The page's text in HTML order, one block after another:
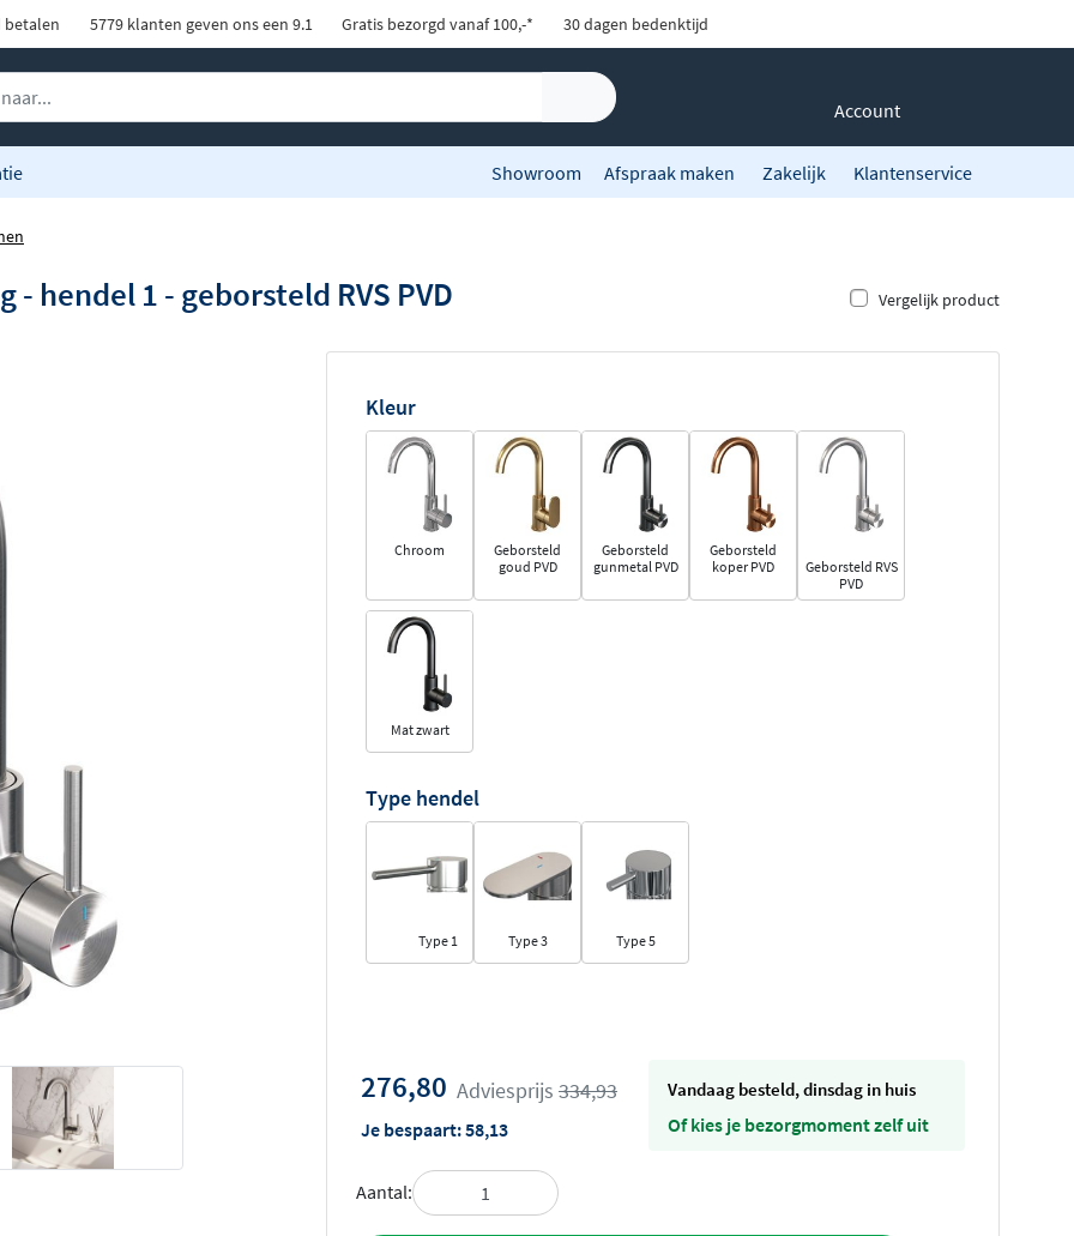
betalen 5779 klanten geven ons een 9.1 Gratis bezorgd vanaf 100,-* 30 dagen bedenktijd
Account
Showroom Afspraak maken Zakelijk Klantenservice
hendel 1 - geborsteld RVS PVD Vergelijk product
Kleur
Chroom
Geborsteld
goud PVD
Geborsteld
gunmetal PVD
Geborsteld
koper PVD
Geborsteld RVS
PVD
Mat zwart
Type hendel
Type 1 Type 3 Type 5
276,80 Adviesprijs 334,93
Je bespaart:58,13
vandaag besteld, dinsdag in huis
Of kies je bezorgmoment zelf uit
Aantal: